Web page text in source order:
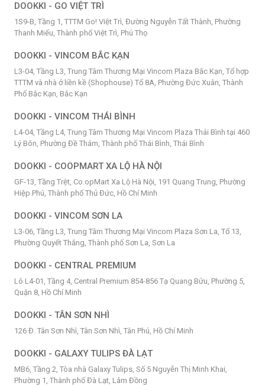
DOOKKI - GO VIỆT TRÌ
1S9-B, Tầng 1, TTTM Go! Việt Trì, Đường Nguyễn Tất Thành, Phường
Thanh Miếu, Thành phố Việt Trì, Phú Thọ
DOOKKI - VINCOM BẮC KẠN
L3-04, Tầng L3, Trung Tâm Thương Mại Vincom Plaza Bắc Kạn, Tổ hợp
TTTM và nhà ở liền kề (Shophouse) Tổ 8A, Phường Đức Xuân, Thành
Phố Bắc Kạn, Bắc Kạn
DOOKKI - VINCOM THÁI BÌNH
L4-04, Tầng L4, Trung Tâm Thương Mại Vincom Plaza Thái Bình tại 460
Lý Bôn, Phường Đề Thám, Thành phố Thái Bình, Thái Bình
DOOKKI - COOPMART XA LỘ HÀ NỘI
GF-13, Tầng Trệt, Co.opMart Xa Lộ Hà Nội, 191 Quang Trung, Phường
Hiệp Phú, Thành phố Thủ Đức, Hồ Chí Minh
DOOKKI - VINCOM SƠN LA
L3-06, Tầng L3, Trung Tâm Thương Mại Vincom Plaza Sơn La, Tổ 13,
Phường Quyết Thắng, Thành phố Sơn La, Sơn La
DOOKKI - CENTRAL PREMIUM
Lô L4-01, Tầng 4, Central Premium 854-856 Tạ Quang Bửu, Phường 5,
Quận 8, Hồ Chí Minh
DOOKKI - TÂN SƠN NHÌ
126 Đ. Tân Sơn Nhì, Tân Sơn Nhì, Tân Phú, Hồ Chí Minh
DOOKKI - GALAXY TULIPS ĐÀ LẠT
MB6, Tầng 2, Tòa nhà Galaxy Tulips, Số 5 Nguyễn Thị Minh Khai,
Phường 1, Thành phố Đà Lạt, Lâm Đồng